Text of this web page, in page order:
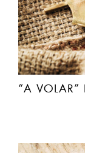
“A VOLAR”